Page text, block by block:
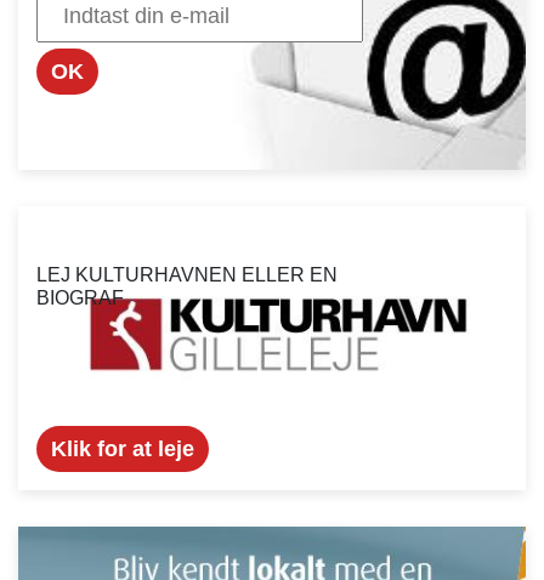
OK
LEJ KULTURHAVNEN ELLER EN
BIOGRAF
Klik for at leje